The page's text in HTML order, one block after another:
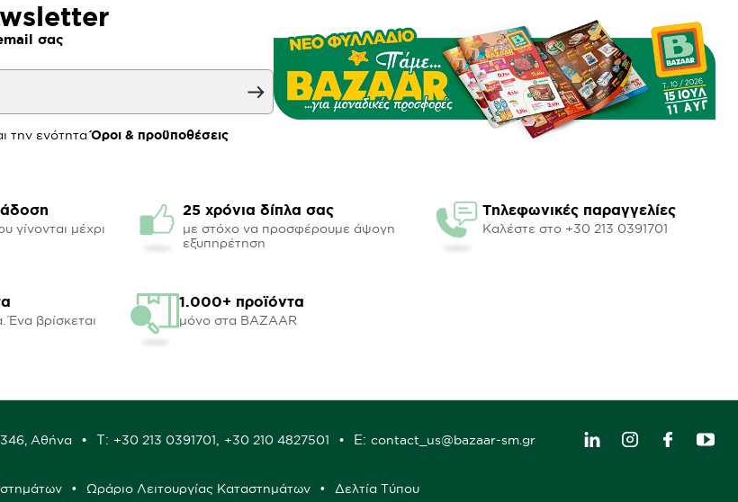
σας
την ενότηταΌροι & προϋποθέσεις
γίνονται μέχρι
25 χρόνια δίπλα σας
με στόχο να προσφέρουμε άψογη
εξυπηρέτηση
Τηλεφωνικές παραγγελίες
Καλέστε στο +30 213 0391701
Ένα βρίσκεται
1.000+ προϊόντα
μόνο στα BAZAAR
Αθήνα Τ: +30 213 0391701 +30 210 4827501 E: contact_us@bazaar-sm.gr
Ωράριο Λειτουργίας Καταστημάτων
Δελτία Τύπου